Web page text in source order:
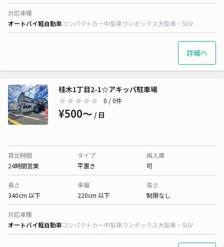
対応車種
オートバイ軽自動車コンパクトカー中型車ワンボックス大型車・SUV
詳細へ
桂木1丁目2-1☆アキッパ駐車場
0 / 0件
¥500〜 / 日
貸出時間
24時間営業
タイプ
平置き
再入庫
可
長さ
340cm 以下
車幅
220cm 以下
高さ
制限なし
対応車種
オートバイ軽自動車コンパクトカー中型車ワンボックス大型車・SUV